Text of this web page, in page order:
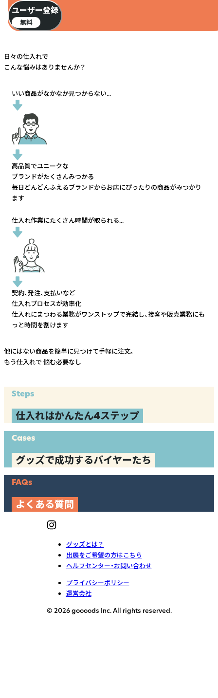
ユーザー登録
無料
日々の仕入れで
こんな悩みはありませんか？
いい商品がなかなか見つからない...
高品質でユニークな
ブランドがたくさんみつかる
毎日どんどんふえるブランドからお店にぴったりの商品がみつかり
ます
仕入れ作業にたくさん時間が取られる...
契約、発注、支払いなど
仕入れプロセスが効率化
仕入れにまつわる業務がワンストップで完結し、接客や販売業務にも
っと時間を割けます
他にはない商品を簡単に見つけて手軽に注文。
もう仕入れで 悩む必要なし
Steps
仕入れはかんたん4ステップ
Cases
グッズで成功するバイヤーたち
FAQs
よくある質問
グッズとは？
出展をご希望の方はこちら
ヘルプセンター・お問い合わせ
プライバシーポリシー
運営会社
© 2026 goooods Inc. All rights reserved.